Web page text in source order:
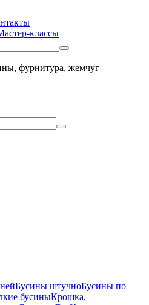
классы
фурнитура, жемчуг
Бусины штучноБусины по
бусиныКрошка,